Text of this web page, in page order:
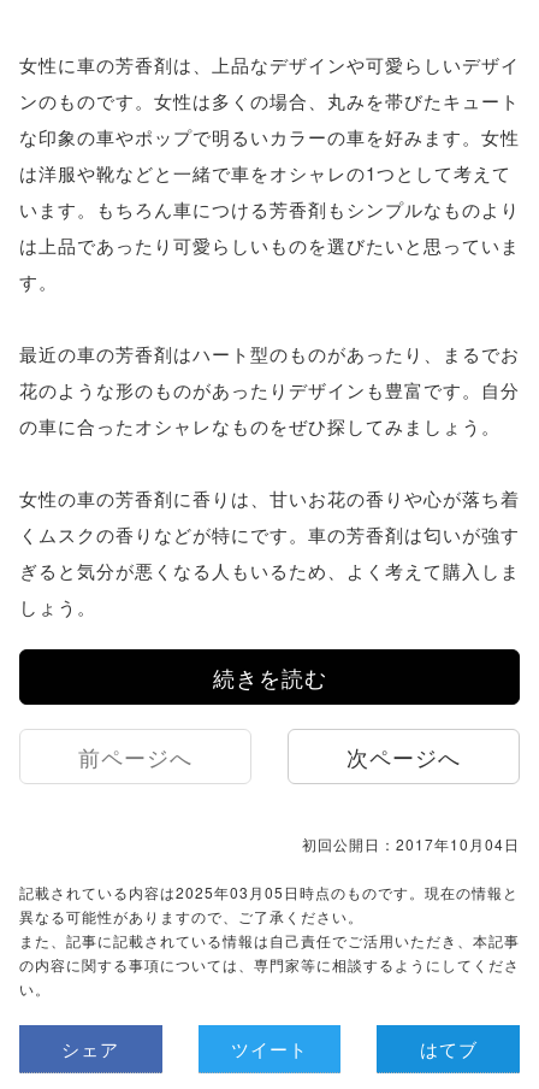
女性に車の芳香剤は、上品なデザインや可愛らしいデザイ
ンのものです。女性は多くの場合、丸みを帯びたキュート
な印象の車やポップで明るいカラーの車を好みます。女性
は洋服や靴などと一緒で車をオシャレの1つとして考えて
います。もちろん車につける芳香剤もシンプルなものより
は上品であったり可愛らしいものを選びたいと思っていま
す。
最近の車の芳香剤はハート型のものがあったり、まるでお
花のような形のものがあったりデザインも豊富です。自分
の車に合ったオシャレなものをぜひ探してみましょう。
女性の車の芳香剤に香りは、甘いお花の香りや心が落ち着
くムスクの香りなどが特にです。車の芳香剤は匂いが強す
ぎると気分が悪くなる人もいるため、よく考えて購入しま
しょう。
続きを読む
前ページへ 次ページへ
初回公開日：2017年10月04日
記載されている内容は2025年03月05日時点のものです。現在の情報と
異なる可能性がありますので、ご了承ください。
また、記事に記載されている情報は自己責任でご活用いただき、本記事
の内容に関する事項については、専門家等に相談するようにしてくださ
い。
シェア ツイート はてブ